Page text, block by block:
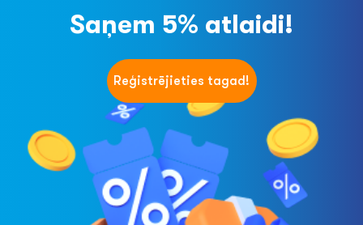
Saņem 5% atlaidi!
Reģistrējieties tagad!